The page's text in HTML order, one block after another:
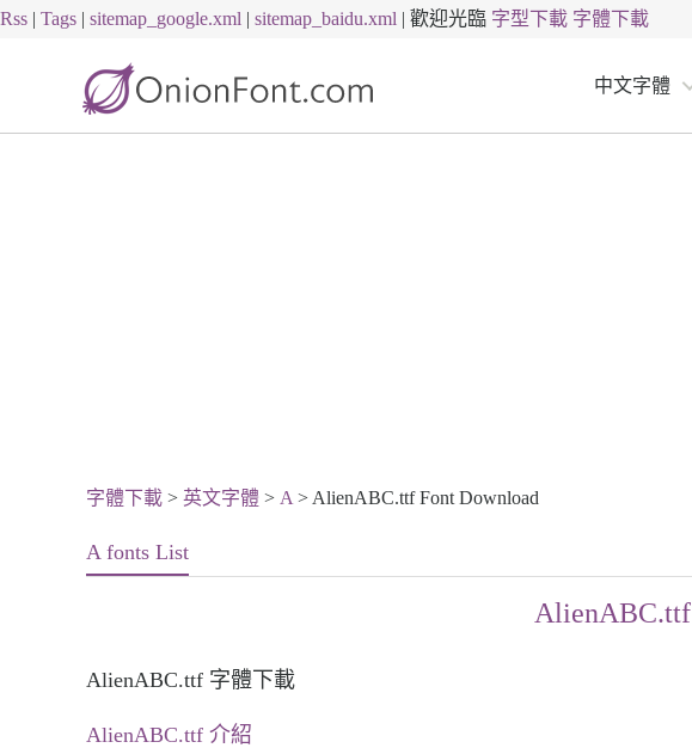
Rss | Tags | sitemap_google.xml | sitemap_baidu.xml | 歡迎光臨 字型下載 字體下載
中文字體
字體下載 > 英文字體 > A > AlienABC.ttf Font Download
A fonts List
AlienABC.ttf
AlienABC.ttf 字體下載
AlienABC.ttf 介紹